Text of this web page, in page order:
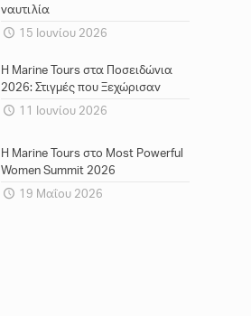
ναυτιλία
15 Ιουνίου 2026
Η Marine Tours στα Ποσειδώνια
2026: Στιγμές που Ξεχώρισαν
11 Ιουνίου 2026
Η Marine Tours στο Most Powerful
Women Summit 2026
19 Μαΐου 2026